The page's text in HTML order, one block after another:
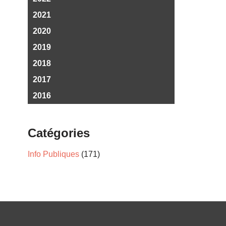
2021
2020
2019
2018
2017
2016
Catégories
Info Publiques (171)